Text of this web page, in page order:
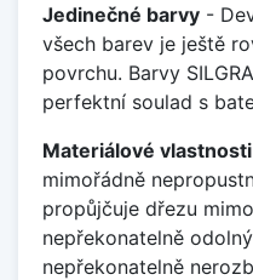
Jedinečné barvy -
všech barev je ještě
povrchu. Barvy
perfektní soulad s
Materiálové vlastnosti
mimořádně
propůjčuje dřezu
nepřekonatelně
nepřekonatelně